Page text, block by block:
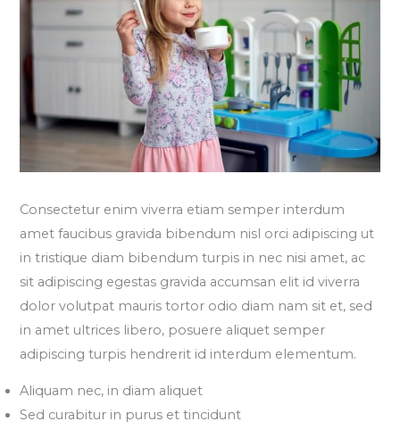
Consectetur enim viverra etiam semper interdum
amet faucibus gravida bibendum nisl orci adipiscing ut
in tristique diam bibendum turpis in nec nisi amet, ac
sit adipiscing egestas gravida accumsan elit id viverra
dolor volutpat mauris tortor odio diam nam sit et, sed
in amet ultrices libero, posuere aliquet semper
adipiscing turpis hendrerit id interdum elementum.
Aliquam nec, in diam aliquet
Sed curabitur in purus et tincidunt